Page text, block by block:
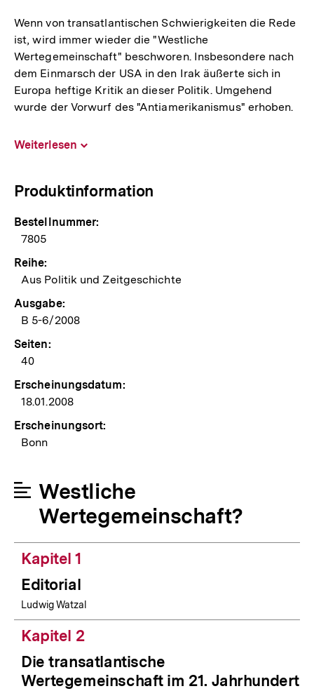
Wenn von transatlantischen Schwierigkeiten die Rede
ist, wird immer wieder die "Westliche
Wertegemeinschaft" beschworen. Insbesondere nach
dem Einmarsch der USA in den Irak äußerte sich in
Europa heftige Kritik an dieser Politik. Umgehend
wurde der Vorwurf des "Antiamerikanismus" erhoben.
Weiterlesen
Produktinformation
Bestellnummer:
7805
Reihe:
Aus Politik und Zeitgeschichte
Ausgabe:
B 5-6/2008
Seiten:
40
Erscheinungsdatum:
18.01.2008
Erscheinungsort:
Bonn
Westliche
Wertegemeinschaft?
Kapitel 1
Editorial
Ludwig Watzal
Kapitel 2
Die transatlantische
Wertegemeinschaft im 21. Jahrhundert